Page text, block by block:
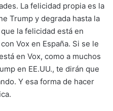
La felicidad propia es la
Trump y degrada hasta la
la felicidad está en
Vox en España. Si se le
en Vox, como a muchos
en EE.UU., te dirán que
Y esa forma de hacer